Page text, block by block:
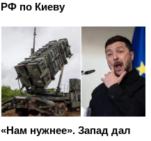
РФ по Киеву
«Нам нужнее». Запад дал